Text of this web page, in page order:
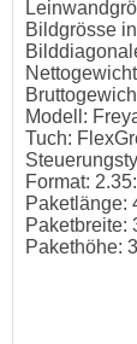
Bildgrösse
Modell:
Tuch:
Format:
Paketlänge:
Paketbreite:
Pakethöhe: